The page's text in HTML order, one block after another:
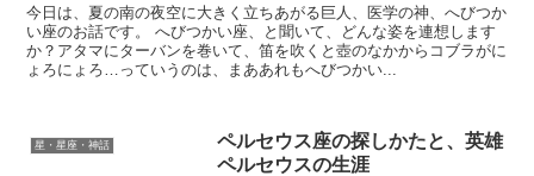
今日は、夏の南の夜空に大きく立ちあがる巨人、医学の神、へびつか
い座のお話です。 へびつかい座、と聞いて、どんな姿を連想します
か？アタマにターバンを巻いて、笛を吹くと壺のなかからコブラがに
ょろにょろ…っていうのは、まああれもへびつかい...
星・星座・神話
ペルセウス座の探しかたと、英雄
ペルセウスの生涯